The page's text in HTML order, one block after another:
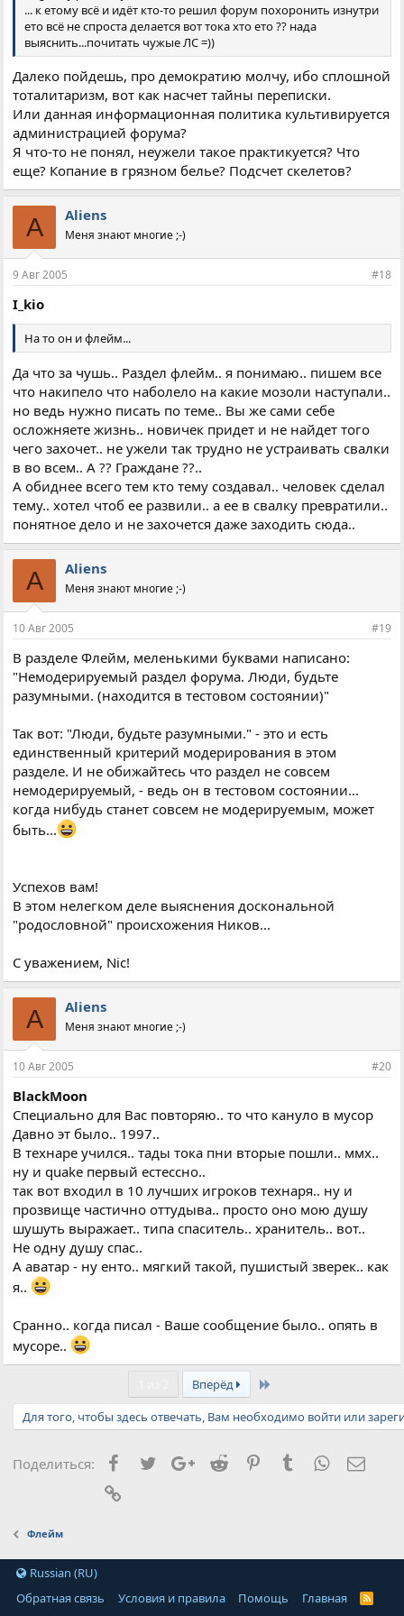
... к етому всё и идёт кто-то решил форум похоронить изнутри
ето всё не спроста делается вот тока хто ето ?? нада
выяснить...почитать чужые ЛС =))
Далеко пойдешь, про демократию молчу, ибо сплошной
тоталитаризм, вот как насчет тайны переписки.
Или данная информационная политика культивируется
администрацией форума?
Я что-то не понял, неужели такое практикуется? Что
еще? Копание в грязном белье? Подсчет скелетов?
A Aliens
Меня знают многие ;-)
9 Авг 2005 #18
I_kio
На то он и флейм...
Да что за чушь.. Раздел флейм.. я понимаю.. пишем все
что накипело что наболело на какие мозоли наступали..
но ведь нужно писать по теме.. Вы же сами себе
осложняете жизнь.. новичек придет и не найдет того
чего захочет.. не ужели так трудно не устраивать свалки
в во всем.. А ?? Граждане ??..
А обиднее всего тем кто тему создавал.. человек сделал
тему.. хотел чтоб ее развили.. а ее в свалку превратили..
понятное дело и не захочется даже заходить сюда..
A Aliens
Меня знают многие ;-)
10 Авг 2005 #19
В разделе Флейм, меленькими буквами написано:
"Немодерируемый раздел форума. Люди, будьте
разумными. (находится в тестовом состоянии)"
Так вот: "Люди, будьте разумными." - это и есть
единственный критерий модерирования в этом
разделе. И не обижайтесь что раздел не совсем
немодерируемый, - ведь он в тестовом состоянии...
когда нибудь станет совсем не модерируемым, может
быть...
Успехов вам!
В этом нелегком деле выяснения доскональной
"родословной" происхожения Ников...
С уважением, Nic!
A Aliens
Меня знают многие ;-)
10 Авг 2005 #20
BlackMoon
Специально для Вас повторяю.. то что кануло в мусор
Давно эт было.. 1997..
В технаре учился.. тады тока пни вторые пошли.. ммх..
ну и quake первый естессно..
так вот входил в 10 лучших игроков технаря.. ну и
прозвище частично оттудыва.. просто оно мою душу
шушуть выражает.. типа спаситель.. хранитель.. вот..
Не одну душу спас..
А аватар - ну енто.. мягкий такой, пушистый зверек.. как
я..
Сранно.. когда писал - Ваше сообщение было.. опять в
мусоре..
Вперёд Last
Для того, чтобы здесь отвечать, Вам необходимо войти или
Поделиться: Facebook
TwitterGoogle+
Reddit PinterestTumblrWhatsApp
Флейм
Russian (RU)
Обратная связь
Условия и правила Помощь Главная